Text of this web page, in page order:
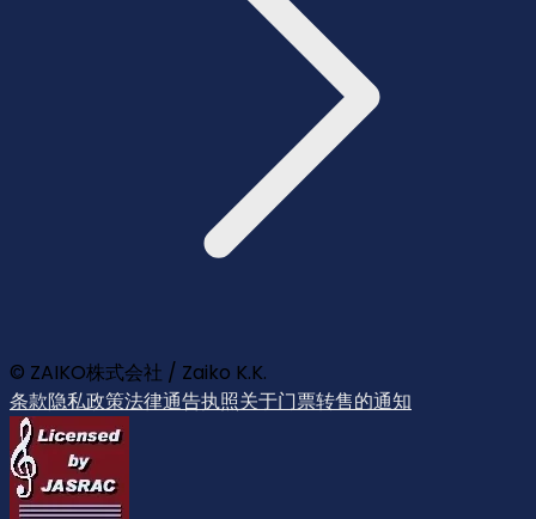
© ZAIKO株式会社 / Zaiko K.K.
条款隐私政策法律通告执照关于门票转售的通知